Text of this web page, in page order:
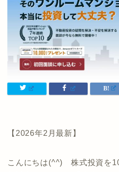
【2026年2月最新】
こんにちは(^^) 株式投資を